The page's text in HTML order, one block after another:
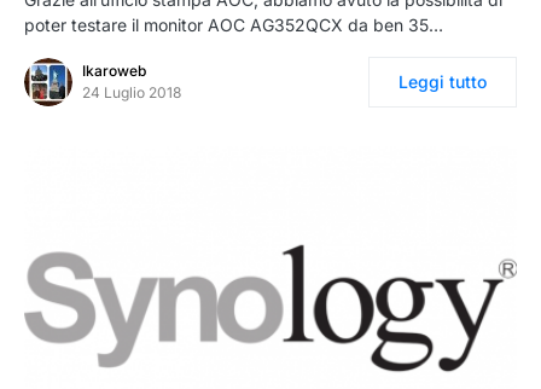
poter testare il monitor AOC AG352QCX da ben 35…
Ikaroweb
24 Luglio 2018
Leggi tutto